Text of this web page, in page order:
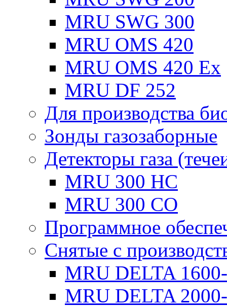
MRU SWG 300
MRU OMS 420
MRU OMS 420 Ex
MRU DF 252
Для производства
Зонды газозаборные
Детекторы газа
MRU 300 HC
MRU 300 CO
Программное
Снятые с
MRU DELTA
MRU DELTA